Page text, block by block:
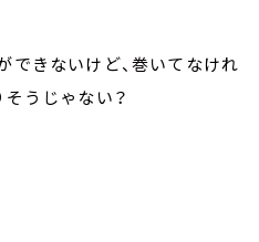
できないけど、巻いてなけれ
うじゃない？